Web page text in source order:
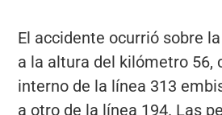
El accidente ocurrió sobre
a la altura del kilómetro 56,
interno de la línea 313
a otro de la línea 194. Las